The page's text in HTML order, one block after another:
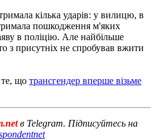
кілька ударів: у вилицю, в
пошкодження м'яких
в поліцію. Але найбільше
з присутніх не спробував вжити
те, що трансгендер вперше візьме
в Telegram. Підписуйтесь на